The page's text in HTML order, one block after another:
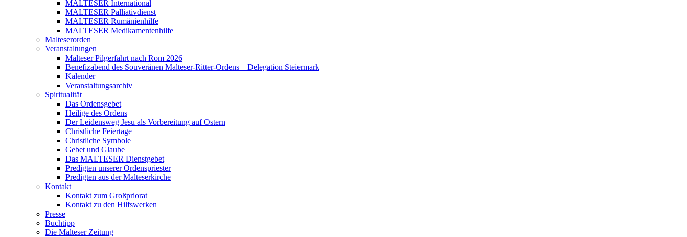
MALTESER International
MALTESER Palliativdienst
MALTESER Rumänienhilfe
MALTESER Medikamentenhilfe
Malteserorden
Veranstaltungen
Malteser Pilgerfahrt nach Rom 2026
Benefizabend des Souveränen Malteser-Ritter-Ordens – Delegation Steiermark
Kalender
Veranstaltungsarchiv
Spiritualität
Das Ordensgebet
Heilige des Ordens
Der Leidensweg Jesu als Vorbereitung auf Ostern
Christliche Feiertage
Christliche Symbole
Gebet und Glaube
Das MALTESER Dienstgebet
Predigten unserer Ordenspriester
Predigten aus der Malteserkirche
Kontakt
Kontakt zum Großpriorat
Kontakt zu den Hilfswerken
Presse
Buchtipp
Die Malteser Zeitung